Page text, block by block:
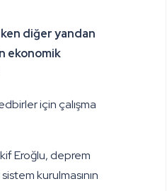
diğer yandan
ekonomik
için çalışma
Eroğlu, deprem
kurulmasının